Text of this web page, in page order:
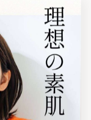
心できるハ
グ可否
悩む方でも施術可
に栃木県さくら市
での相談が増えて